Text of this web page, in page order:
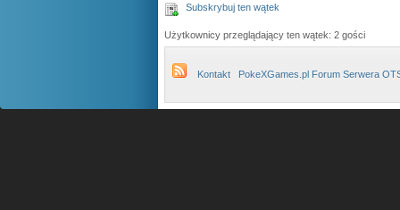
Subskrybuj ten wątek
Użytkownicy przeglądający ten wątek: 2 gości
Kontakt PokeXGames.pl Forum Serwera